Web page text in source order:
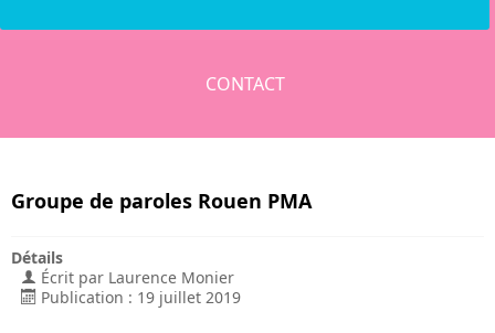
CONTACT
Groupe de paroles Rouen PMA
Détails
Écrit par Laurence Monier
Publication : 19 juillet 2019